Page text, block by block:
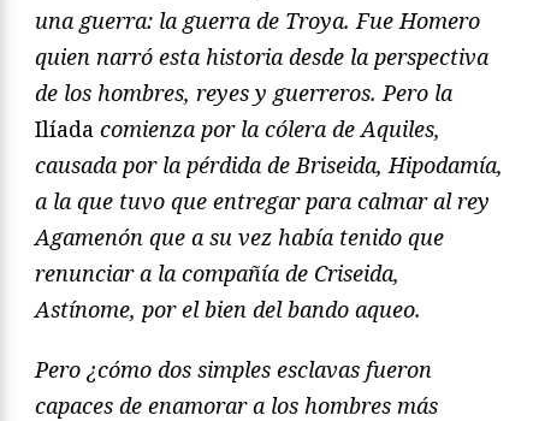
una guerra: la guerra de Troya. Fue Homero
quien narró esta historia desde la perspectiva
de los hombres, reyes y guerreros. Pero la
Ilíada comienza por la cólera de Aquiles,
causada por la pérdida de Briseida, Hipodamía,
a la que tuvo que entregar para calmar al rey
Agamenón que a su vez había tenido que
renunciar a la compañía de Criseida,
Astínome, por el bien del bando aqueo.
Pero ¿cómo dos simples esclavas fueron
capaces de enamorar a los hombres más